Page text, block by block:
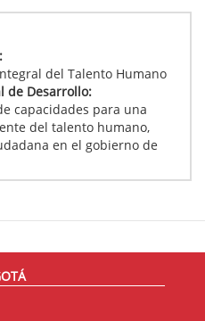
del Talento Humano
de Desarrollo:
capacidades para una
del talento humano,
en el gobierno de